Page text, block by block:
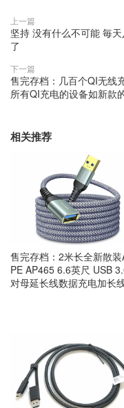
上一篇
坚持 没有什么不可能 毎
了
下一篇
售完存档：几百个QI无线
所有QI充电的设备如新款
相关推荐
售完存档：2米长全新散
PE AP465 6.6英尺 USB
对母延长线数据充电加长